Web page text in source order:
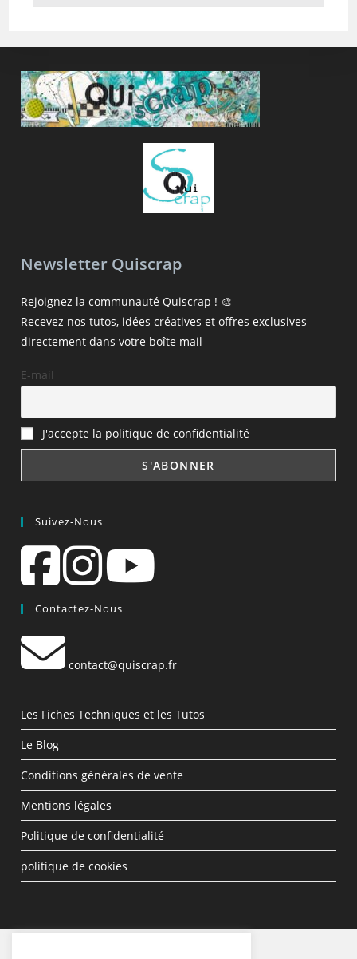
Newsletter Quiscrap
Rejoignez la communauté Quiscrap ! 🎨
Recevez nos tutos, idées créatives et offres exclusives
directement dans votre boîte mail
E-mail
J'accepte la politique de confidentialité
Suivez-Nous
Contactez-Nous
contact@quiscrap.fr
Les Fiches Techniques et les Tutos
Le Blog
Conditions générales de vente
Mentions légales
Politique de confidentialité
politique de cookies